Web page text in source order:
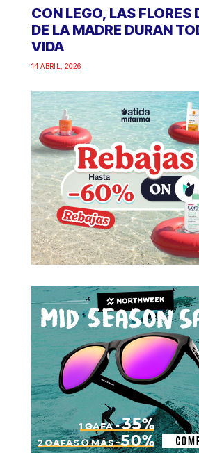
CON LEGO, LAS FLORES
DE LA MADRE DURAN
VIDA
14 ABRIL, 2026